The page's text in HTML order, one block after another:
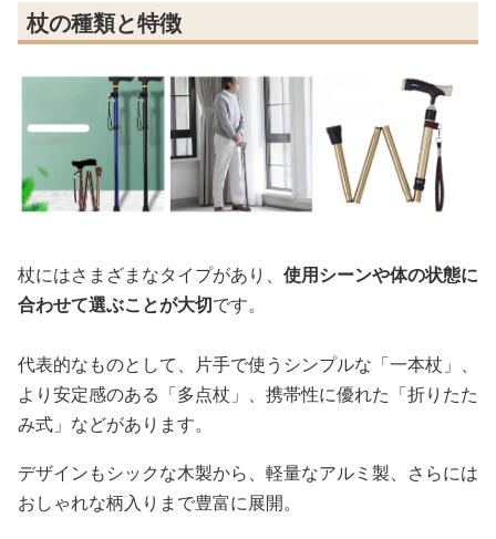
杖の種類と特徴
杖にはさまざまなタイプがあり、 使用シーンや体の状態に
合わせて選ぶことが大切です。
代表的なものとして、片手で使うシンプルな「一本杖」、
より安定感のある「多点杖」、携帯性に優れた「折りたた
み式」などがあります。
デザインもシックな木製から、軽量なアルミ製、さらには
おしゃれな柄入りまで豊富に展開。